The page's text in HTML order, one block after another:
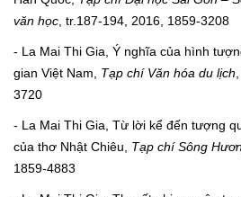
văn học, tr.187-194, 2016, 1859-3208
- La Mai Thi Gia, Ý nghĩa của hình
gian Việt Nam, Tạp chí Văn hóa du lịch
3720
- La Mai Thi Gia, Từ lời kể đến tượng
của thơ Nhật Chiêu, Tạp chí Sông
1859-4883